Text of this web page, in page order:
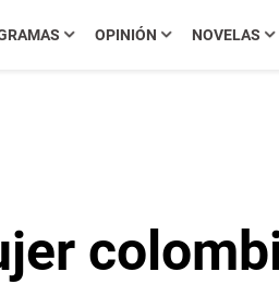
OPINIÓN NOVELAS